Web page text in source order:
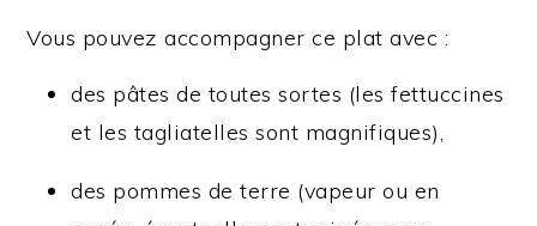
Vous pouvez accompagner ce plat avec :
des pâtes de toutes sortes (les fettuccines
et les tagliatelles sont magnifiques),
des pommes de terre (vapeur ou en